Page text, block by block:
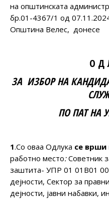
на општинската
бр.01-4367/1 од
Општина Велес, донесе
О Д
ЗА ИЗБОР НА
ПОПАТ НА
1.Со оваа Одлука се врши
работно место:Советник
заштита- УПР 01 01В01
дејности, Сектор за
дејности, јавни набавки,